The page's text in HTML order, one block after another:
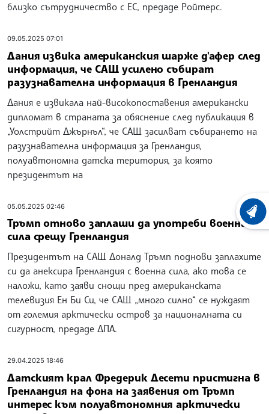
близко сътрудничество с ЕС, предаде Ройтерс.
09.05.2025 07:01
Дания извика американския шарже д'афер след
информация, че САЩ усилено събират
разузнавателна информация в Гренландия
Дания е извикала най-високопоставения американски
дипломат в страната за обяснение след публикация в
„Уолстрийт Джърнъл“, че САЩ засилват събирането на
разузнавателна информация за Гренландия,
полуавтономна датска територия, за която
президентът на
05.05.2025 02:46
Тръмп отново заплаши да употреби военна
сила срещу Гренландия
Президентът на САЩ Доналд Тръмп поднови заплахите
си да анексира Гренландия с военна сила, ако това се
наложи, като заяви снощи пред американската
телевизия Ен Би Си, че САЩ „много силно“ се нуждаят
от големия арктически остров за националната си
сигурност, предаде ДПА.
29.04.2025 18:46
Датският крал Фредерик Десети пристигна в
Гренландия на фона на заявения от Тръмп
интерес към полуавтономния арктически